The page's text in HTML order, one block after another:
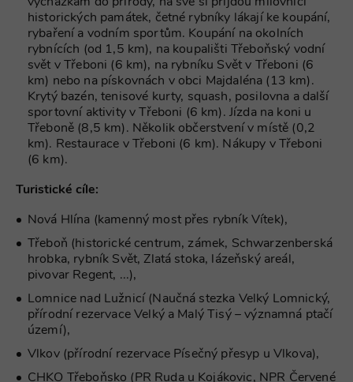
historických památek, četné rybníky lákají ke koupání,
rybaření a vodním sportům. Koupání na okolních
rybnících (od 1,5 km), na koupališti Třeboňský vodní
svět v Třeboni (6 km), na rybníku Svět v Třeboni (6
km) nebo na pískovnách v obci Majdaléna (13 km).
Krytý bazén, tenisové kurty, squash, posilovna a další
sportovní aktivity v Třeboni (6 km). Jízda na koni u
Třeboně (8,5 km). Několik občerstvení v místě (0,2
km). Restaurace v Třeboni (6 km). Nákupy v Třeboni
(6 km).
Turistické cíle:
Nová Hlína (kamenný most přes rybník Vítek),
Třeboň (historické centrum, zámek, Schwarzenberská
hrobka, rybník Svět, Zlatá stoka, lázeňský areál,
pivovar Regent, ...),
Lomnice nad Lužnicí (Naučná stezka Velký Lomnický,
přírodní rezervace Velký a Malý Tisý – významná ptačí
území),
Vlkov (přírodní rezervace Písečný přesyp u Vlkova),
CHKO Třeboňsko (PR Ruda u Kojákovic, NPR Červené
VÝKONOVÉ SOUBORY
SOUBORY CÍLENÍ
FUNKČNÍ SOUBORY
NEZAŘAZENÉ SOUBORY
Funkční soubory
Nezařazené soubory
Nezbytně nutné soubory cookie umožňují
základní funkce webových stránek, jako je
přihlášení uživatele a správa účtu. Webové
stránky nelze bez nezbytně nutných souborů
Provider /
Popis